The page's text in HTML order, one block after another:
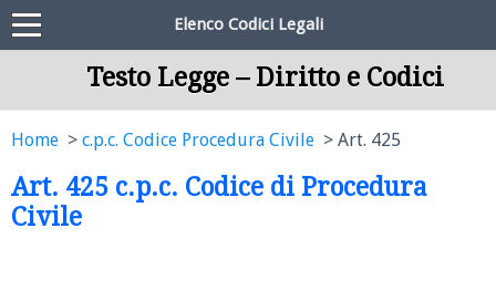
Elenco Codici Legali
Testo Legge – Diritto e Codici
Home c.p.c. Codice Procedura Civile Art. 425
Art. 425 c.p.c. Codice di Procedura
Civile